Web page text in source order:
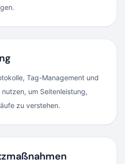
Tag-Management und
um Seitenleistung,
zu verstehen.